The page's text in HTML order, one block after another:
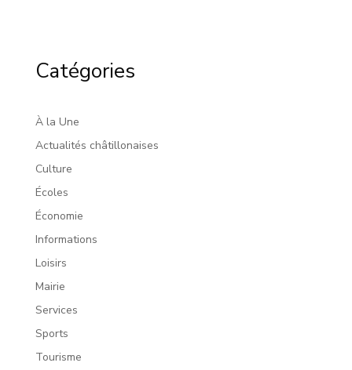
Catégories
À la Une
Actualités châtillonaises
Culture
Écoles
Économie
Informations
Loisirs
Mairie
Services
Sports
Tourisme